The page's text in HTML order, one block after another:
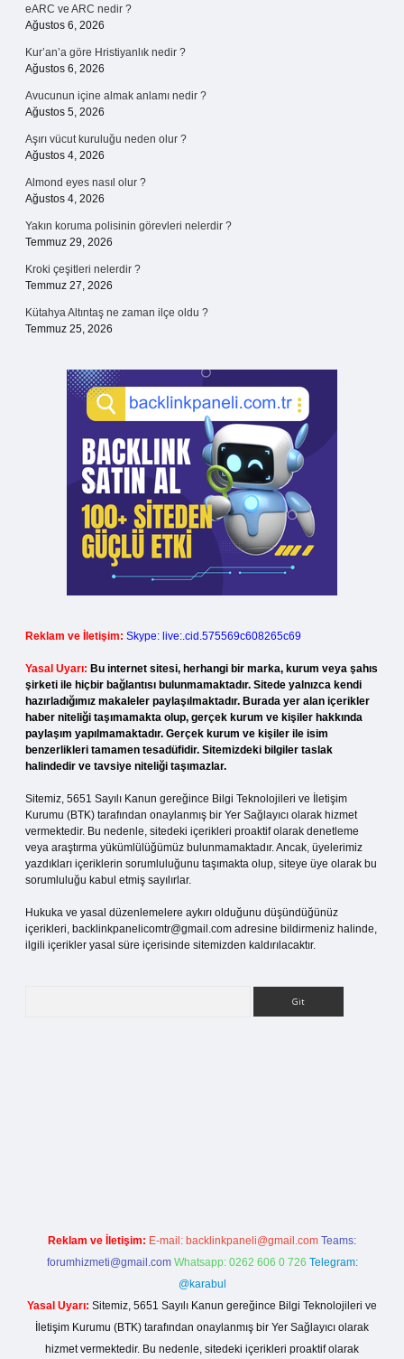
eARC ve ARC nedir ?
Ağustos 6, 2026
Kur’an’a göre Hristiyanlık nedir ?
Ağustos 6, 2026
Avucunun içine almak anlamı nedir ?
Ağustos 5, 2026
Aşırı vücut kuruluğu neden olur ?
Ağustos 4, 2026
Almond eyes nasıl olur ?
Ağustos 4, 2026
Yakın koruma polisinin görevleri nelerdir ?
Temmuz 29, 2026
Kroki çeşitleri nelerdir ?
Temmuz 27, 2026
Kütahya Altıntaş ne zaman ilçe oldu ?
Temmuz 25, 2026
Reklam ve İletişim: Skype: live:.cid.575569c608265c69
Yasal Uyarı: Bu internet sitesi, herhangi bir marka, kurum veya şahıs
şirketi ile hiçbir bağlantısı bulunmamaktadır. Sitede yalnızca kendi
hazırladığımız makaleler paylaşılmaktadır. Burada yer alan içerikler
haber niteliği taşımamakta olup, gerçek kurum ve kişiler hakkında
paylaşım yapılmamaktadır. Gerçek kurum ve kişiler ile isim
benzerlikleri tamamen tesadüfidir. Sitemizdeki bilgiler taslak
halindedir ve tavsiye niteliği taşımazlar.
Sitemiz, 5651 Sayılı Kanun gereğince Bilgi Teknolojileri ve İletişim
Kurumu (BTK) tarafından onaylanmış bir Yer Sağlayıcı olarak hizmet
vermektedir. Bu nedenle, sitedeki içerikleri proaktif olarak denetleme
veya araştırma yükümlülüğümüz bulunmamaktadır. Ancak, üyelerimiz
yazdıkları içeriklerin sorumluluğunu taşımakta olup, siteye üye olarak bu
sorumluluğu kabul etmiş sayılırlar.
Hukuka ve yasal düzenlemelere aykırı olduğunu düşündüğünüz
içerikleri, backlinkpanelicomtr@gmail.com adresine bildirmeniz halinde,
ilgili içerikler yasal süre içerisinde sitemizden kaldırılacaktır.
Reklam ve İletişim: E-mail: backlinkpaneli@gmail.com Teams:
forumhizmeti@gmail.com Whatsapp: 0262 606 0 726 Telegram:
@karabul
Yasal Uyarı: Sitemiz, 5651 Sayılı Kanun gereğince Bilgi Teknolojileri ve
İletişim Kurumu (BTK) tarafından onaylanmış bir Yer Sağlayıcı olarak
hizmet vermektedir. Bu nedenle, sitedeki içerikleri proaktif olarak